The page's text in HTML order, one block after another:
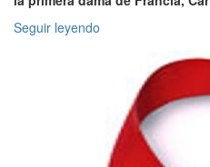
Seguir leyendo